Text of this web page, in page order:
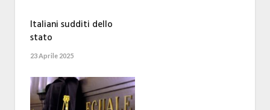
Italiani sudditi dello
stato
23 Aprile 2025